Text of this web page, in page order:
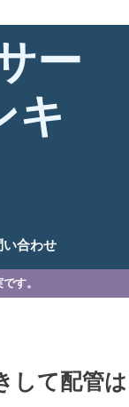
ー
キ
い合わせ
す。
して配管は